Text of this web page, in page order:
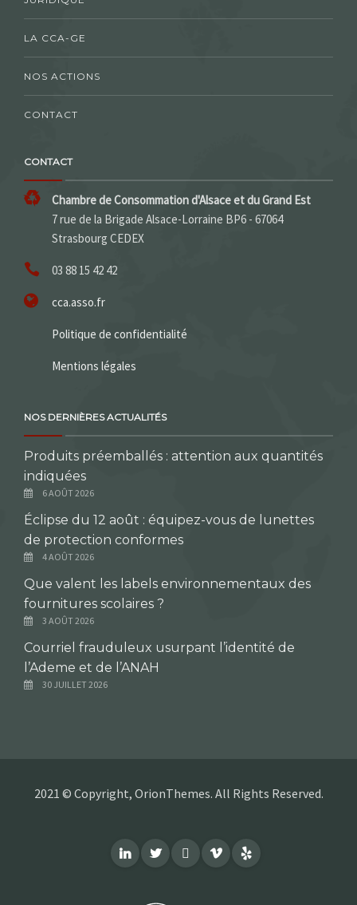
LA CCA-GE
NOS ACTIONS
CONTACT
CONTACT
Chambre de Consommation d'Alsace et du Grand Est
7 rue de la Brigade Alsace-Lorraine BP6 - 67064
Strasbourg CEDEX
03 88 15 42 42
cca.asso.fr
Politique de confidentialité
Mentions légales
NOS DERNIÈRES ACTUALITÉS
Produits préemballés : attention aux quantités
indiquées
6 AOÛT 2026
Éclipse du 12 août : équipez-vous de lunettes
de protection conformes
4 AOÛT 2026
Que valent les labels environnementaux des
fournitures scolaires ?
3 AOÛT 2026
Courriel frauduleux usurpant l’identité de
l’Ademe et de l’ANAH
30 JUILLET 2026
2021 © Copyright, OrionThemes. All Rights Reserved.